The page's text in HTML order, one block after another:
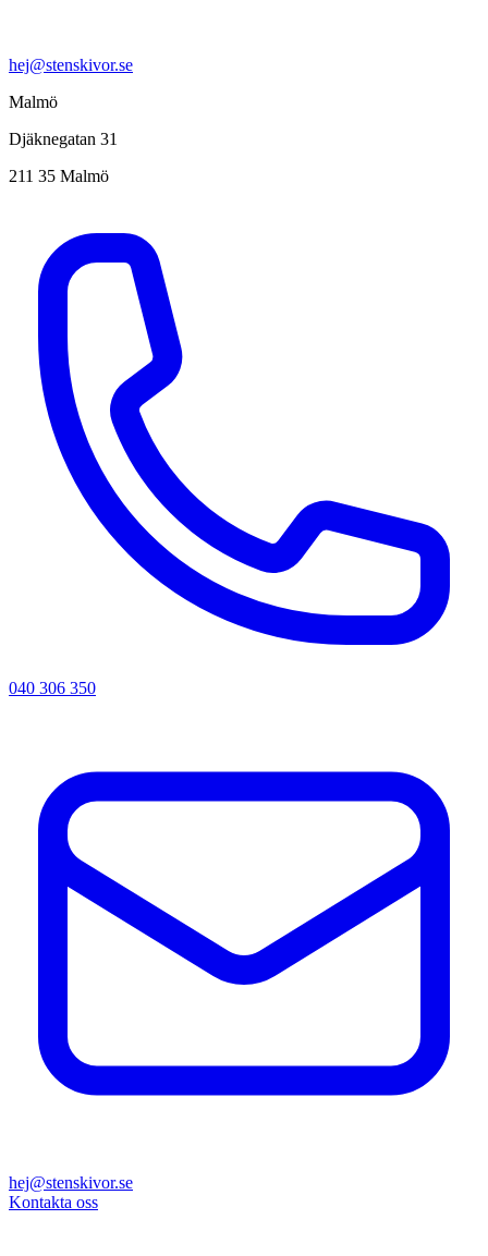
hej@stenskivor.se
Malmö
Djäknegatan 31
211 35 Malmö
040 306 350
hej@stenskivor.se
Kontakta oss